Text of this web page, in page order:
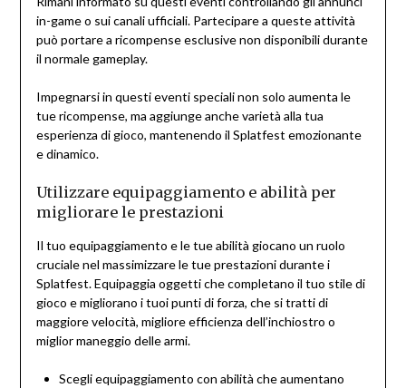
in-game o sui canali ufficiali. Partecipare a queste attività
può portare a ricompense esclusive non disponibili durante
il normale gameplay.
Impegnarsi in questi eventi speciali non solo aumenta le
tue ricompense, ma aggiunge anche varietà alla tua
esperienza di gioco, mantenendo il Splatfest emozionante
e dinamico.
Utilizzare equipaggiamento e abilità per
migliorare le prestazioni
Il tuo equipaggiamento e le tue abilità giocano un ruolo
cruciale nel massimizzare le tue prestazioni durante i
Splatfest. Equipaggia oggetti che completano il tuo stile di
gioco e migliorano i tuoi punti di forza, che si tratti di
maggiore velocità, migliore efficienza dell’inchiostro o
miglior maneggio delle armi.
Scegli equipaggiamento con abilità che aumentano